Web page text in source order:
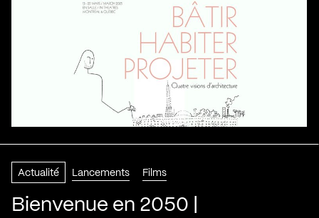
Actualité Lancements Films
Bienvenue en 2050 |